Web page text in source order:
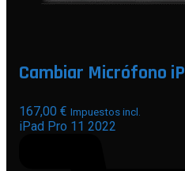
Cambiar Micrófono
167,00 € Impuestos incl.
iPad Pro 11 2022